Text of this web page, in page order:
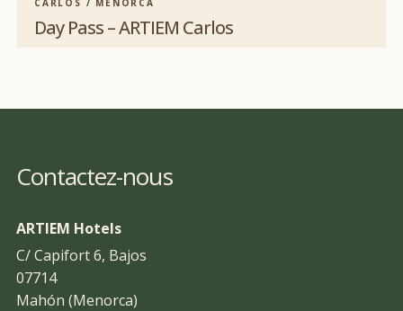
Day Pass – ARTIEM Carlos
Contactez-nous
ARTIEM Hotels
C/ Capifort 6, Bajos
07714
Mahón (Menorca)